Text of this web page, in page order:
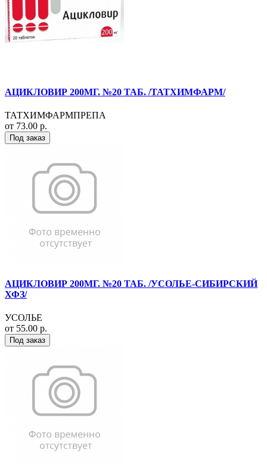
АЦИКЛОВИР 200МГ. №20 ТАБ. /ТАТХИМФАРМ/
ТАТХИМФАРМПРЕПА
от 73.00 р.
Под заказ
АЦИКЛОВИР 200МГ. №20 ТАБ. /УСОЛЬЕ-СИБИРСКИЙ
ХФЗ/
УСОЛЬЕ
от 55.00 р.
Под заказ